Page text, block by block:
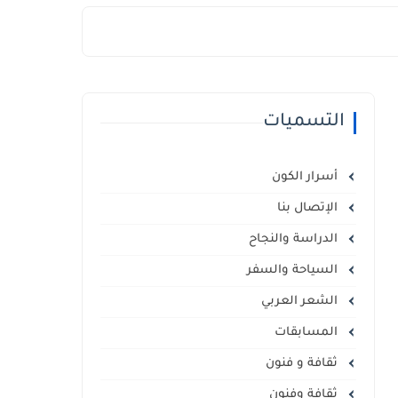
التسميات
أسرار الكون
الإتصال بنا
الدراسة والنجاح
السياحة والسفر
الشعر العربي
المسابقات
ثقافة و فنون
ثقافة وفنون